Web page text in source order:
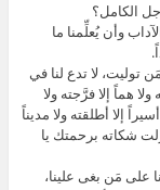
الكامل؟
وأن يُعلِّمنا ما
توليت، لا تدع لنا في
هماً إلا فرَّجته ولا
إلا أطلقته ولا مديناً
شكاته برحمتك يا
على مَن بغى علينا،